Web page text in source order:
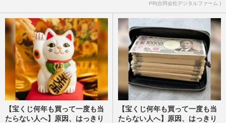
PR(合同会社デジタルファーム )
【宝くじ何年も買って一度も当
たらない人へ】原因、はっきり
【宝くじ何年も買って一度も当
たらない人へ】原因、はっきり